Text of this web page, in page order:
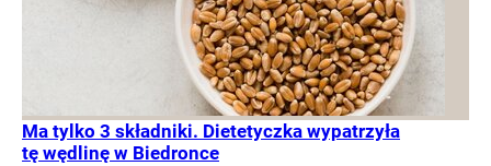
Ma tylko 3 składniki. Dietetyczka wypatrzyła
tę wędlinę w Biedronce